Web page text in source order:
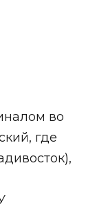
во
где